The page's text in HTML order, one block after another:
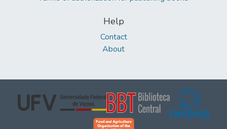
Help
Contact
About